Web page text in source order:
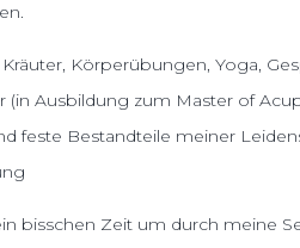
Körperübungen, Yoga,
(in Ausbildung zum Master of
feste Bestandteile meiner
bisschen Zeit um durch meine